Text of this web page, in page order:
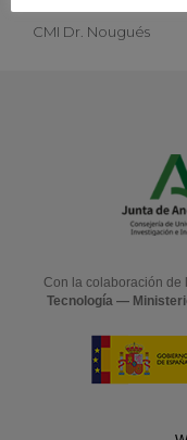
CMI Dr. Nougués
Con la colaboración de
Tecnología —